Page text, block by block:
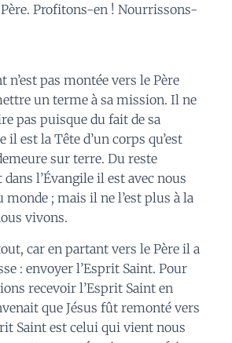
Profitons-en ! Nourrissons-
n’est pas montée vers le Père
un terme à sa mission. Il ne
pas puisque du fait de sa
est la Tête d’un corps qu’est
sur terre. Du reste
l’Évangile il est avec nous
monde ; mais il ne l’est plus à la
vivons.
car en partant vers le Père il a
: envoyer l’Esprit Saint. Pour
recevoir l’Esprit Saint en
que Jésus fût remonté vers
Saint est celui qui vient nous